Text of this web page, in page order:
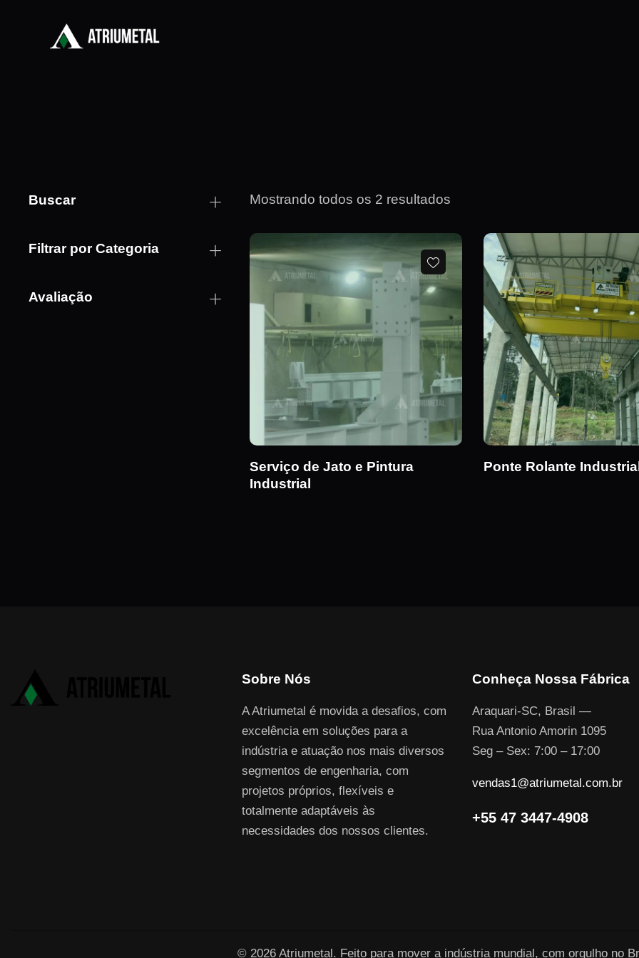
Mostrando todos os 2 resultados
Serviço de Jato e Pintura
Industrial
Ponte Rolante
Buscar
Filtrar por Categoria
Avaliação
Sobre Nós
A Atriumetal é movida a desafios, com
excelência em soluções para a
indústria e atuação nos mais diversos
segmentos de engenharia, com
projetos próprios, flexíveis e
totalmente adaptáveis às
necessidades dos nossos clientes.
Conheça Nossa Fábrica
Araquari-SC, Brasil —
Rua Antonio Amorin 1095
Seg – Sex: 7:00 – 17:00
vendas1@atriumetal.com.br
+55 47 3447-4908
© 2026 Atriumetal. Feito para mover a indústria mundial, com orgulho no